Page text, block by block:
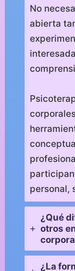
No
abierta
personal,
¿Qué
otros
¿La